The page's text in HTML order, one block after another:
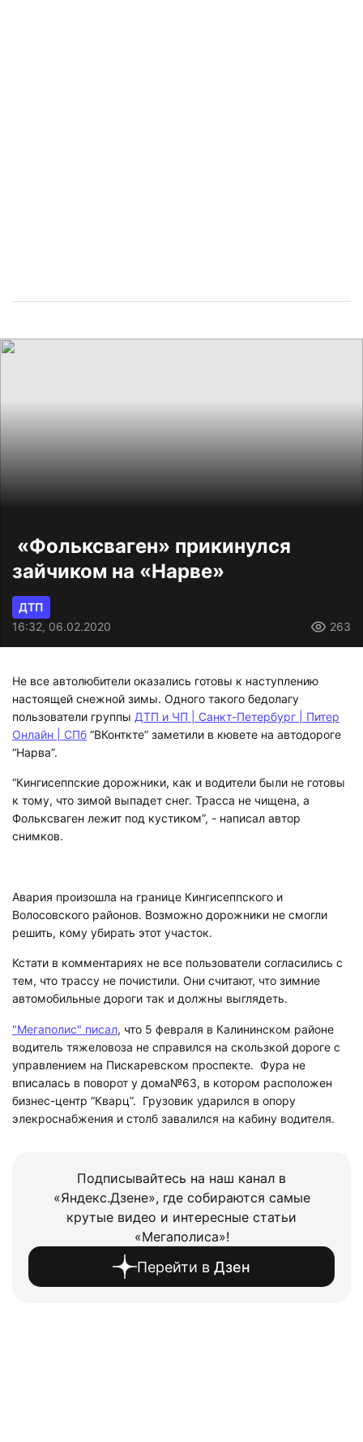
«Фольксваген» прикинулся
зайчиком на «Нарве»
ДТП
16:32, 06.02.2020
263
Не все автолюбители оказались готовы к наступлению
настоящей снежной зимы. Одного такого бедолагу
пользователи группы ДТП и ЧП | Санкт-Петербург | Питер
Онлайн | СПб “ВКонткте” заметили в кювете на автодороге
“Нарва”.
“Кингисеппские дорожники, как и водители были не готовы
к тому, что зимой выпадет снег. Трасса не чищена, а
Фольксваген лежит под кустиком”, - написал автор
снимков.
Авария произошла на границе Кингисеппского и
Волосовского районов. Возможно дорожники не смогли
решить, кому убирать этот участок.
Кстати в комментариях не все пользователи согласились с
тем, что трассу не почистили. Они считают, что зимние
автомобильные дороги так и должны выглядеть.
"Мегаполис" писал, что 5 февраля в Калининском районе
водитель тяжеловоза не справился на скользкой дороге с
управлением на Пискаревском проспекте. Фура не
вписалась в поворот у дома№63, в котором расположен
бизнес-центр “Кварц”. Грузовик ударился в опору
элекроснабжения и столб завалился на кабину водителя.
Подписывайтесь на наш канал в
«Яндекс.Дзене», где собираются самые
крутые видео и интересные статьи
«Мегаполиса»!
Перейти в Дзен